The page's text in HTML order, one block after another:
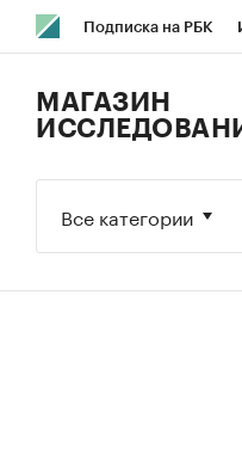
Подписка на РБК
Исследования
МАГАЗИН
Все категории